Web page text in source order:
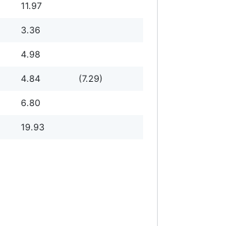
11.97
3.36
4.98
4.84 (7.29)
6.80
19.93